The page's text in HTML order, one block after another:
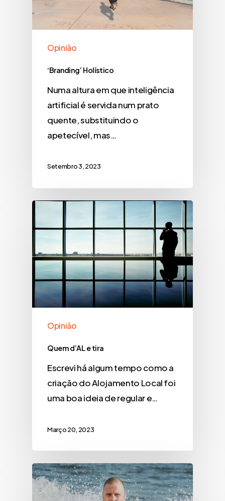
Opinião
‘Branding’ Holístico
Numa altura em que inteligência
artificial é servida num prato
quente, substituindo o
apetecível, mas…
Setembro 3, 2023
Opinião
Quem d’AL e tira
Escrevi há algum tempo como a
criação do Alojamento Local foi
uma boa ideia de regular e…
Março 20, 2023